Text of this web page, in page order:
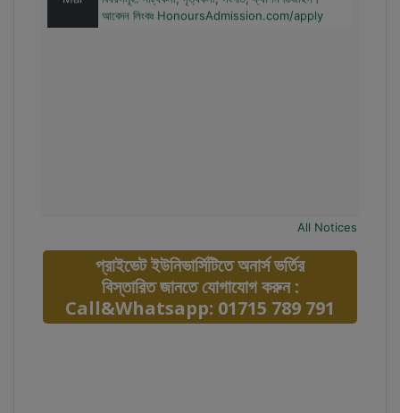
আবেদন লিংকঃ HonoursAdmission.com/apply
All Notices
প্রাইভেট ইউনিভার্সিটিতে অনার্স ভর্তির
বিস্তারিত জানতে যোগাযোগ করুন :
Call&Whatsapp: 01715 789 791